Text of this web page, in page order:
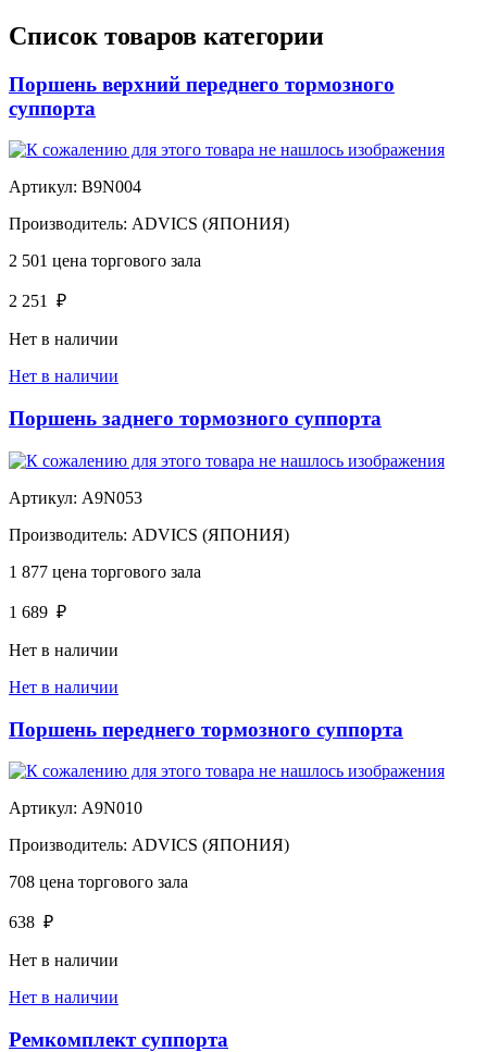
Список товаров категории
Поршень верхний переднего тормозного
суппорта
Артикул: B9N004
Производитель: ADVICS (ЯПОНИЯ)
2 501 цена торгового зала
2 251 ₽
Нет в наличии
Нет в наличии
Поршень заднего тормозного суппорта
Артикул: A9N053
Производитель: ADVICS (ЯПОНИЯ)
1 877 цена торгового зала
1 689 ₽
Нет в наличии
Нет в наличии
Поршень переднего тормозного суппорта
Артикул: A9N010
Производитель: ADVICS (ЯПОНИЯ)
708 цена торгового зала
638 ₽
Нет в наличии
Нет в наличии
Ремкомплект суппорта